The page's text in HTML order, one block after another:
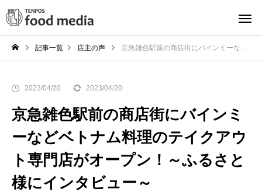
記事一覧 店主の声 京急雑色駅前の商店街にバインミーなどベトナム料理のテイクアウト専門店がオープン！～ふるさと様にインタビュー～
2023/04/20 2023/04/20
京急雑色駅前の商店街にバインミ
ーなどベトナム料理のテイクアウ
ト専門店がオープン！～ふるさと
様にインタビュー～